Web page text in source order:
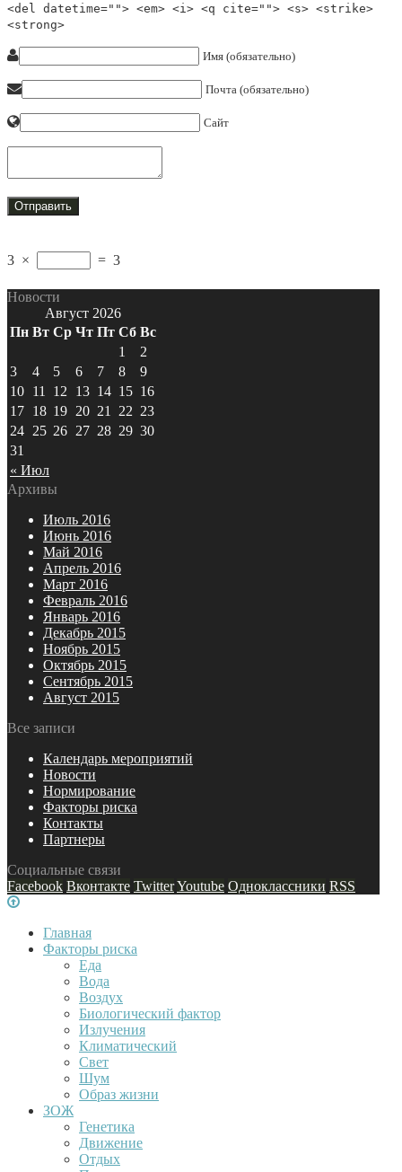
<del datetime=""> <em> <i> <q cite=""> <s> <strike>
<strong>
Имя (обязательно)
Почта (обязательно)
Сайт
3 × = 3
Новости
Август 2026
Пн Вт Ср Чт Пт Сб Вс
« Июл
1
2
3
4 5 6 7 8
9
10 11 12 13 14 15 16
17 18 19 20 21 22 23
24 25 26 27 28 29 30
31
Архивы
Июль 2016
Июнь 2016
Май 2016
Апрель 2016
Март 2016
Февраль 2016
Январь 2016
Декабрь 2015
Ноябрь 2015
Октябрь 2015
Сентябрь 2015
Август 2015
Все записи
Календарь мероприятий
Новости
Нормирование
Факторы риска
Контакты
Партнеры
Социальные связи
Facebook Вконтакте TwitterYoutube Одноклассники RSS
Главная
Факторы риска
Еда
Вода
Воздух
Биологический фактор
Излучения
Климатический
Свет
Шум
Образ жизни
ЗОЖ
Генетика
Движение
Отдых